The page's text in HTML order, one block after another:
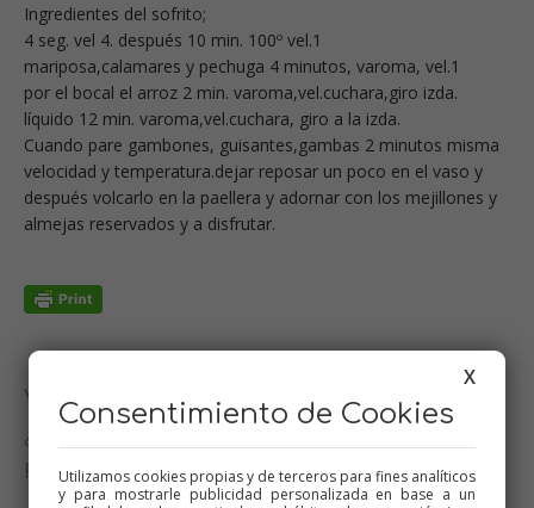
Ingredientes del sofrito;
4 seg. vel 4. después 10 min. 100º vel.1
mariposa,calamares y pechuga 4 minutos, varoma, vel.1
por el bocal el arroz 2 min. varoma,vel.cuchara,giro izda.
líquido 12 min. varoma,vel.cuchara, giro a la izda.
Cuando pare gambones, guisantes,gambas 2 minutos misma
velocidad y temperatura.dejar reposar un poco en el vaso y
después volcarlo en la paellera y adornar con los mejillones y
almejas reservados y a disfrutar.
Valora esta receta
¿Te ha gustado esta receta? Valórala y dime qué
piensas
X
Consentimiento de Cookies
Utilizamos cookies propias y de terceros para fines analíticos
y para mostrarle publicidad personalizada en base a un